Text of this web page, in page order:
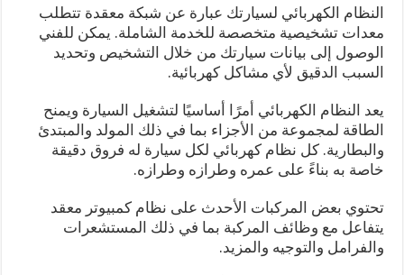
النظام الكهربائي لسيارتك عبارة عن شبكة معقدة تتطلب
معدات تشخيصية متخصصة للخدمة الشاملة. يمكن للفني
الوصول إلى بيانات سيارتك من خلال التشخيص وتحديد
السبب الدقيق لأي مشاكل كهربائية.
يعد النظام الكهربائي أمرًا أساسيًا لتشغيل السيارة ويمنح
الطاقة لمجموعة من الأجزاء بما في ذلك المولد والمبتدئ
والبطارية. كل نظام كهربائي لكل سيارة له فروق دقيقة
خاصة به بناءً على عمره وطرازه وطرازه.
تحتوي بعض المركبات الأحدث على نظام كمبيوتر معقد
يتفاعل مع وظائف المركبة بما في ذلك المستشعرات
والفرامل والتوجيه والمزيد.